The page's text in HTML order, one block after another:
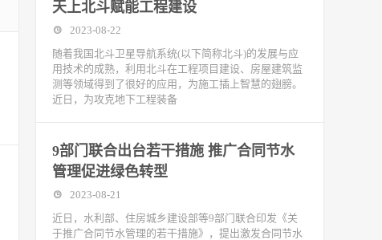
天上北斗赋能工程建设
2023-08-22
随着我国北斗卫星导航系统(以下简称北斗)的发展与应
用技术的成熟，利用北斗在工程项目建设、房屋建筑监
测等领域得到了很好的应用，为施工插上智慧的翅膀。
近日，为攻克地下工程装备
9部门联合出台若干措施 推广合同节水
管理促进绿色转型
2023-08-21
近日，水利部、住房城乡建设部等9部门联合印发《关
于推广合同节水管理的若干措施》，提出激发合同节水